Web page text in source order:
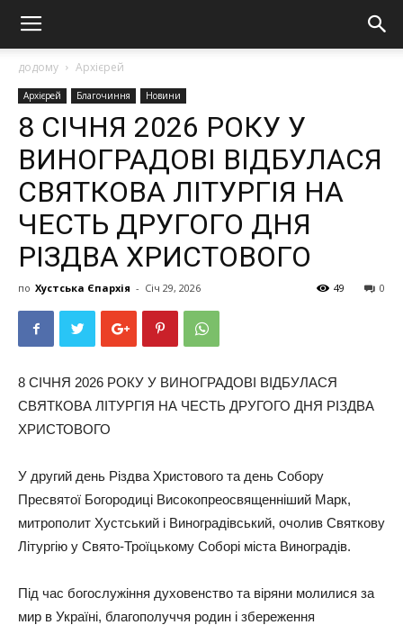
додому Архієрей
Архієрей Благочиння Новини
8 СІЧНЯ 2026 РОКУ У
ВИНОГРАДОВІ ВІДБУЛАСЯ
СВЯТКОВА ЛІТУРГІЯ НА
ЧЕСТЬ ДРУГОГО ДНЯ
РІЗДВА ХРИСТОВОГО
по Хустська Єпархія - Січ 29, 2026 0
49
8 СІЧНЯ 2026 РОКУ У ВИНОГРАДОВІ ВІДБУЛАСЯ
СВЯТКОВА ЛІТУРГІЯ НА ЧЕСТЬ ДРУГОГО ДНЯ РІЗДВА
ХРИСТОВОГО
У другий день Різдва Христового та день Собору
Пресвятої Богородиці Високопреосвященніший Марк,
митрополит Хустський і Виноградівський, очолив Святкову
Літургію у Свято-Троїцькому Соборі міста Виноградів.
Під час богослужіння духовенство та віряни молилися за
мир в Україні, благополуччя родин і збереження